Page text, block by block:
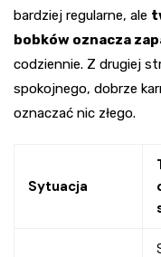
bardziej regularne, ale
bobków oznacza
codziennie. Z drugiej
spokojnego, dobrze
oznaczać nic złego.
Sytuacja